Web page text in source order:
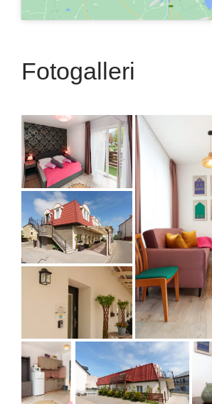
Fotogalleri